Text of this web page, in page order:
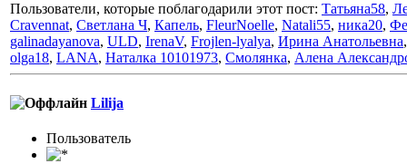
Пользователи, которые поблагодарили этот пост: Татьяна58,
Cravennat, Светлана Ч, Капель, FleurNoelle, Natali55, ника20,
galinadayanova, ULD, IrenaV, Frojlen-lyalya, Ирина Анатольевна
olga18, LANA, Наталка 10101973, Смолянка, Алена
Lilija
Пользовaтeль